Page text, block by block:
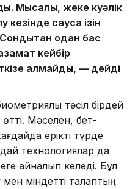
Мысалы, жеке куәлік
саусақ ізін
одан бас
кейбір
алмайды, — дейді
тәсіл бірдей
өтті. Мәселен, бет-
ерікті түрде
технологиялар да
айналып келеді. Бұл
мен міндетті талаптың